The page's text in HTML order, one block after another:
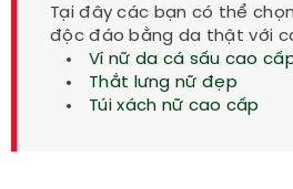
Tại đây các bạn có thể
độc đáo bằng da thật với
Ví nữ da cá sấu cao
Thắt lưng nữ đẹp
Túi xách nữ cao cấp